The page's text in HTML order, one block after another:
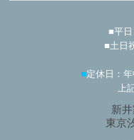
■平
■土日
■定休日：
上
新
東京